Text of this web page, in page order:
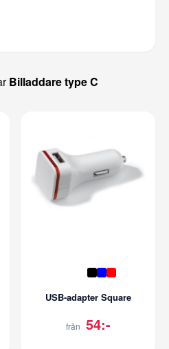
Billaddare type C
USB-adapter Square
från 54:-